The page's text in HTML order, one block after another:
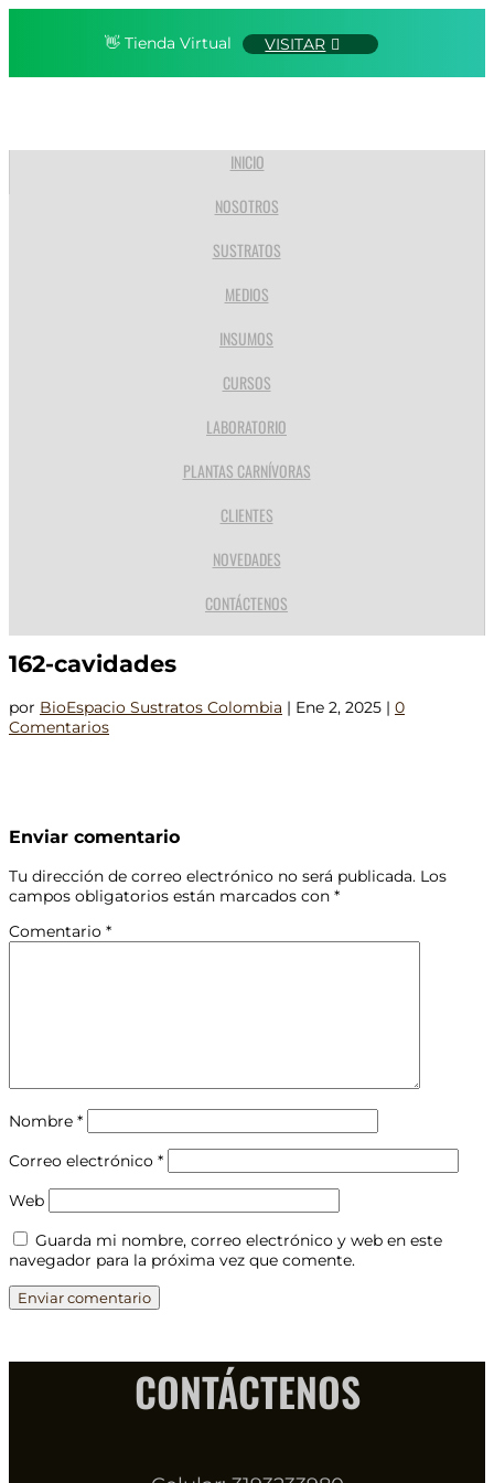
👋 Tienda Virtual VISITAR
INICIO
NOSOTROS
SUSTRATOS
MEDIOS
INSUMOS
CURSOS
LABORATORIO
PLANTAS CARNÍVORAS
CLIENTES
NOVEDADES
CONTÁCTENOS
162-cavidades
por BioEspacio Sustratos Colombia | Ene 2, 2025 | 0
Comentarios
Enviar comentario
Tu dirección de correo electrónico no será publicada. Los
campos obligatorios están marcados con *
Comentario *
Nombre *
Correo electrónico *
Web
Guarda mi nombre, correo electrónico y web en este
navegador para la próxima vez que comente.
CONTÁCTENOS